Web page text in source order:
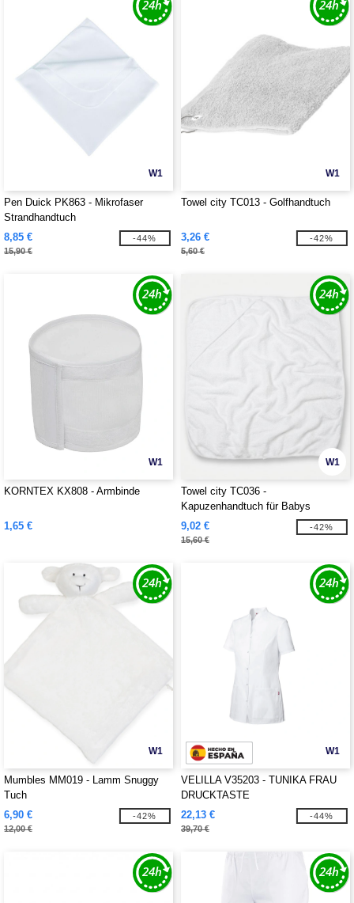
W1
Pen Duick PK863 - Mikrofaser
Strandhandtuch
8,85 €
15,90 €
-44%
W1
Towel city TC013 - Golfhandtuch
3,26 €
5,60 €
-42%
W1
KORNTEX KX808 - Armbinde
1,65 €
W1
Towel city TC036 -
Kapuzenhandtuch für Babys
9,02 €
15,60 €
-42%
W1
Mumbles MM019 - Lamm Snuggy
Tuch
6,90 €
12,00 €
-42%
W1
VELILLA V35203 - TUNIKA FRAU
DRUCKTASTE
22,13 €
39,70 €
-44%